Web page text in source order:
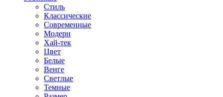
Стиль
Классические
Современные
Модерн
Хай-тек
Цвет
Белые
Венге
Светлые
Темные